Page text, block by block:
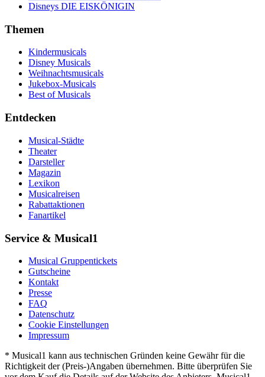
Disneys DIE EISKÖNIGIN
Themen
Kindermusicals
Disney Musicals
Weihnachtsmusicals
Jukebox-Musicals
Best of Musicals
Entdecken
Musical-Städte
Theater
Darsteller
Magazin
Lexikon
Musicalreisen
Rabattaktionen
Fanartikel
Service & Musical1
Musical Gruppentickets
Gutscheine
Kontakt
Presse
FAQ
Datenschutz
Cookie Einstellungen
Impressum
* Musical1 kann aus technischen Gründen keine Gewähr für die
Richtigkeit der (Preis-)Angaben übernehmen. Bitte überprüfen Sie